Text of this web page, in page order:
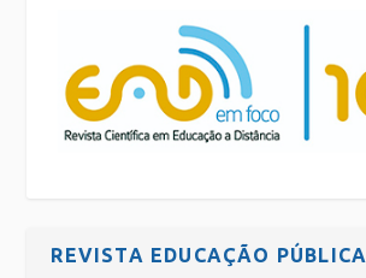
REVISTA EDUCAÇÃO PÚBLICA